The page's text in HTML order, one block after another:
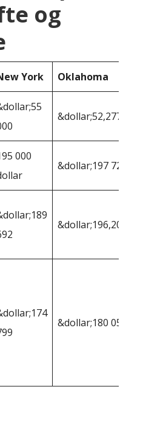
og
York Oklahoma
&dollar;52,277
000
&dollar;197 723
&dollar;196,201
&dollar;180 051